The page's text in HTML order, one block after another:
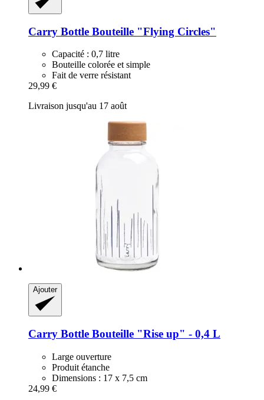
Carry Bottle Bouteille "Flying Circles"
Capacité : 0,7 litre
Bouteille colorée et simple
Fait de verre résistant
29,99 €
Livraison jusqu'au 17 août
Ajouter
Carry Bottle Bouteille "Rise up" -​ 0,4 L
Large ouverture
Produit étanche
Dimensions : 17 x 7,5 cm
24,99 €